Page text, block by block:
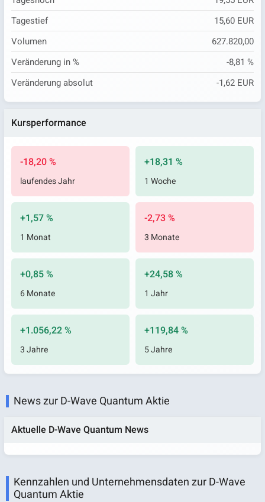
Tagestief
15,60 EUR
Volumen
627.820,00
Veränderung in %
-8,81 %
Veränderung absolut
-1,62 EUR
Kursperformance
-18,20 %
laufendes Jahr
+18,31 %
1 Woche
+1,57 %
1 Monat
-2,73 %
3 Monate
+0,85 %
6 Monate
+24,58 %
1 Jahr
+1.056,22 %
3 Jahre
+119,84 %
5 Jahre
News zur D-Wave Quantum Aktie
Aktuelle D-Wave Quantum News
Kennzahlen und Unternehmensdaten zur D-Wave
Quantum Aktie